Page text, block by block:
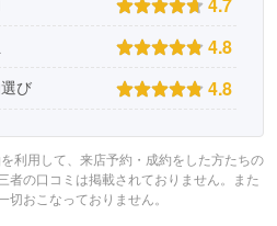
4.8
び 4.8
利用して、来店予約・成約をした方たちの
者の口コミは掲載されておりません。また
切おこなっておりません。